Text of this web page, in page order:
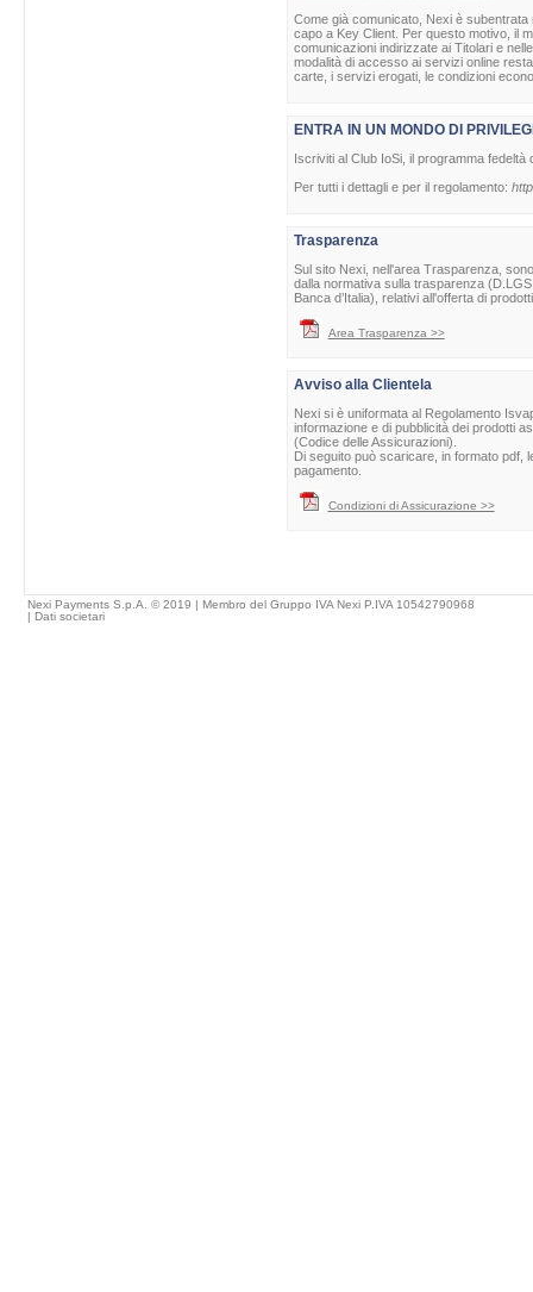
Come già comunicato, Nexi è
capo a Key Client. Per questo motivo, il
comunicazioni indirizzate ai Titolari e
modalità di accesso ai servizi online
carte, i servizi erogati, le condizioni
ENTRA IN UN MONDO DI
Iscriviti al Club IoSi, il programma
Per tutti i dettagli e per il regolamento:
Trasparenza
Sul sito Nexi, nell'area Trasparenza,
dalla normativa sulla trasparenza
Banca d’Italia), relativi all'offerta di
Area Trasparenza >>
Avviso alla Clientela
Nexi si è uniformata al Regolamento
informazione e di pubblicità dei prodotti
(Codice delle Assicurazioni).
Di seguito può scaricare, in formato pdf,
pagamento.
Condizioni di Assicurazione >>
Nexi Payments S.p.A. © 2019 | Membro del Gruppo IVA Nexi P.IVA 10542790968
| Dati societari